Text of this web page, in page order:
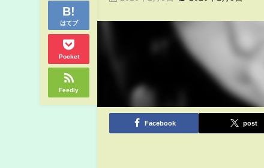
はてブ
Pocket
Feedly
Facebook post